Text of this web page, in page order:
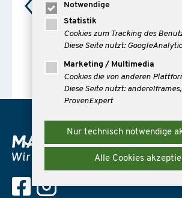
Und wurden Kabinen mit
empfohlen. Bei der Buchung, die
über den Explora Link
bekamen wir Unterstützung.
Beratering ist immer sehr
kompetent.
Notwendige
Statistik
Cookies zum Tracking des
Diese Seite nutzt:
Marketing / Multimedia
Cookies die von anderen
Diese Seite nutzt:
ProvenExpert
Nur technisch notwendige
Alle Cookies